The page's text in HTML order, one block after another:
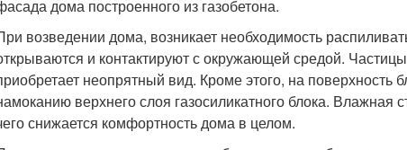
дома построенного из газобетона.
возведении дома, возникает необходимость
и контактируют с окружающей средой.
неопрятный вид. Кроме этого, на
верхнего слоя газосиликатного блока. Влажная
снижается комфортность дома в целом.